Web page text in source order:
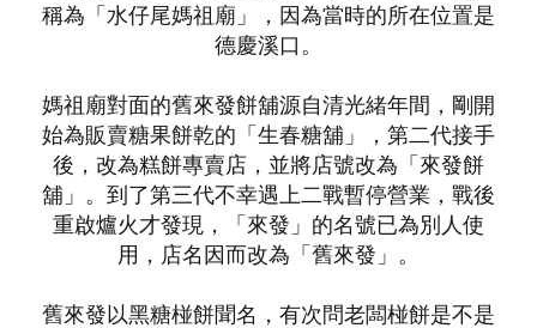
稱為「水仔尾媽祖廟」，因為當時的所在位置是
德慶溪口。
媽祖廟對面的舊來發餅舖源自清光緒年間，剛開
始為販賣糖果餅乾的 「生春糖舖」，第二代接手
後，改為糕餅專賣店，並將店號改為「來發餅
舖」。到了第三代不幸遇上二戰暫停營業，戰後
重啟爐火才發現，「來發」的名號已為別人使
用，店名因而改為「舊來發」。
舊來發以黑糖椪餅聞名，有次問老闆椪餅是不是